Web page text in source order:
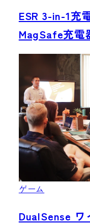
ESR 3-in-1充
MagSafe充電
ゲーム
DualSense